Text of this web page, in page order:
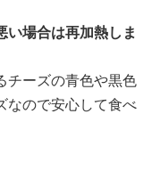
い場合は再加熱しま
チーズの青色や黒色
なので安心して食べ